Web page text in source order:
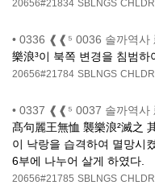
20656#21834 SBLNGS
• 0336 ❰❰⁵ 0036 솔까역사
樂浪³이 북쪽 변경을 침범
20656#21784 SBLNGS
• 0337 ❰❰⁵ 0037 솔까역사
髙句麗王無恤 襲樂浪²滅之
이 낙랑을 습격하여 멸망시
6부에 나누어 살게 하였다.
20656#21785 SBLNGS